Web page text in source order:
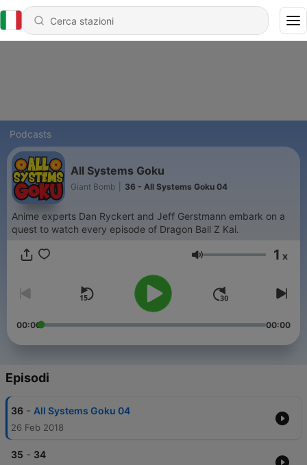
Podcasts
All Systems Goku
Giant Bomb 36 - All Systems Goku 04
Anime experts Dan Ryckert and Jeff Gerstmann embark on a
quest to watch every episode of Dragon Ball Z Kai.
Volume 1 x
00:00 00:00
Episodi
36 - All Systems Goku 04
26 Feb 2018
35 - 34